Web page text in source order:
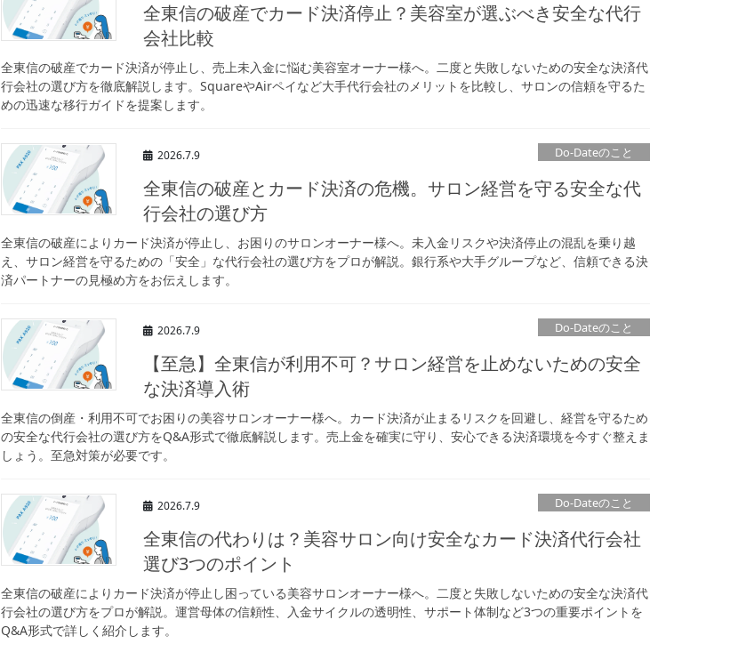
全東信の破産でカード決済停止？美容室が選ぶべき安全な代行
会社比較
全東信の破産でカード決済が停止し、売上未入金に悩む美容室オーナー様へ。二度と失敗しないための安全な決済代
行会社の選び方を徹底解説します。SquareやAirペイなど大手代行会社のメリットを比較し、サロンの信頼を守るた
めの迅速な移行ガイドを提案します。
2026.7.9 Do-Dateのこと
全東信の破産とカード決済の危機。サロン経営を守る安全な代
行会社の選び方
全東信の破産によりカード決済が停止し、お困りのサロンオーナー様へ。未入金リスクや決済停止の混乱を乗り越
え、サロン経営を守るための「安全」な代行会社の選び方をプロが解説。銀行系や大手グループなど、信頼できる決
済パートナーの見極め方をお伝えします。
2026.7.9 Do-Dateのこと
【至急】全東信が利用不可？サロン経営を止めないための安全
な決済導入術
全東信の倒産・利用不可でお困りの美容サロンオーナー様へ。カード決済が止まるリスクを回避し、経営を守るため
の安全な代行会社の選び方をQ&A形式で徹底解説します。売上金を確実に守り、安心できる決済環境を今すぐ整えま
しょう。至急対策が必要です。
2026.7.9 Do-Dateのこと
全東信の代わりは？美容サロン向け安全なカード決済代行会社
選び3つのポイント
全東信の破産によりカード決済が停止し困っている美容サロンオーナー様へ。二度と失敗しないための安全な決済代
行会社の選び方をプロが解説。運営母体の信頼性、入金サイクルの透明性、サポート体制など3つの重要ポイントを
Q&A形式で詳しく紹介します。